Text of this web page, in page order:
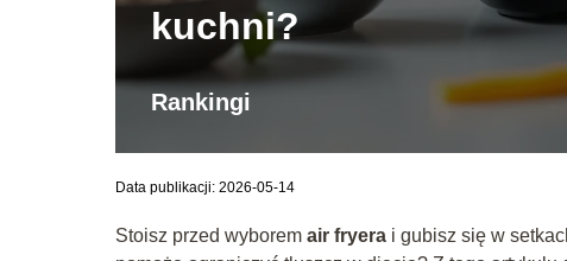
kuchni?
Rankingi
Data publikacji: 2026-05-14
Stoisz przed wyborem air fryera i gubisz się w